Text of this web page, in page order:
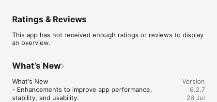
ชาร์จรถยนต์ไฟฟ้าของคุณได้อย่างง่ายดายด้วยแอป EVolt
ชาร์จที่ใกล้ที่สุด
และเริ่มหรือหยุดการชาร์จได้อย่างสะดวก ตรวจสอบสถานะสถานีแบบเรี
เพื่อให้คุณชาร์จได้อย่างไร้กังวล
Ratings & Reviews
This app has not received enough ratings or reviews to display
an overview.
What’s New
What's New
- Enhancements to improve app performance,
stability, and usability.
Version
6.2.7
26 Jul